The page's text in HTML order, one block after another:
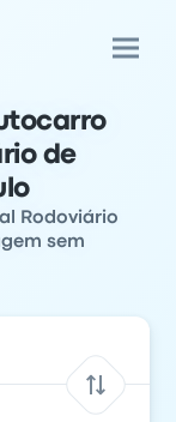
de
Rodoviário
sem